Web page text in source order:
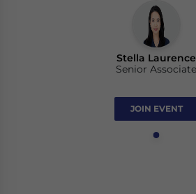
Stella Laurence
Senior Associate
JOIN EVENT